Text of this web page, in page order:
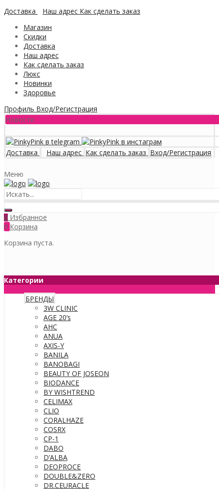
Доставка
Наш адрес Как сделать заказ
Магазин
Скидки
Доставка
Наш адрес
Как сделать заказ
Люкс
Новинки
Здоровье
Профиль Вход/Регистрация
Новости
Доставка Наш адрес Как сделать заказ Вход/Регистрация
Меню
0 Избранное
0 Корзина
Корзина пуста.
Категории
БРЕНДЫ
3W CLINIC
AGE 20’s
AHC
ANUA
AXIS-Y
BANILA
BANOBAGI
BEAUTY OF JOSEON
BIODANCE
BY WISHTREND
CELIMAX
CLIO
CORALHAZE
COSRX
CP-1
DABO
D’ALBA
DEOPROCE
DOUBLE&ZERO
DR.CEURACLE